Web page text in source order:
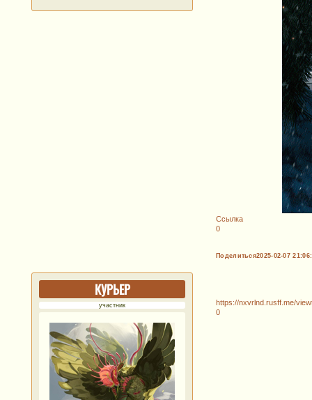
Ссылка
0
Поделиться2025-02-07
КУРЬЕР
участник
https://nxvrlnd.rusff.me/
0